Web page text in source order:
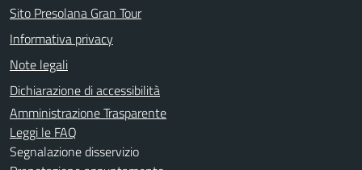
Sito Presolana Gran Tour
Informativa privacy
Note legali
Dichiarazione di accessibilità
Amministrazione Trasparente
Leggi le FAQ
Segnalazione disservizio